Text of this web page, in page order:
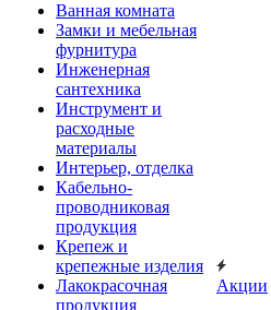
Ванная комната
Замки и мебельная
фурнитура
Инженерная
сантехника
Инструмент и
расходные
материалы
Интерьер, отделка
Кабельно-
проводниковая
продукция
Крепеж и
крепежные изделия
Лакокрасочная
продукция
Акции